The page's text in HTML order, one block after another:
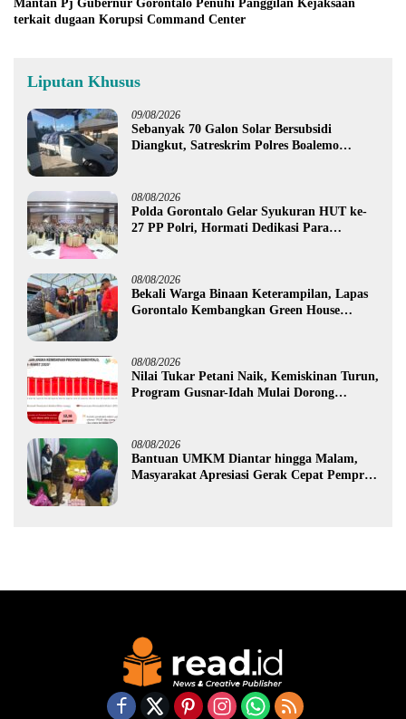
Mantan Pj Gubernur Gorontalo Penuhi Panggilan Kejaksaan
terkait dugaan Korupsi Command Center
Liputan Khusus
09/08/2026
Sebanyak 70 Galon Solar Bersubsidi
Diangkut, Satreskrim Polres Boalemo
08/08/2026
Polda Gorontalo Gelar Syukuran HUT ke-
27 PP Polri, Hormati Dedikasi Para
08/08/2026
Bekali Warga Binaan Keterampilan, Lapas
Gorontalo Kembangkan Green House
08/08/2026
Nilai Tukar Petani Naik, Kemiskinan Turun,
Program Gusnar-Idah Mulai Dorong
08/08/2026
Bantuan UMKM Diantar hingga Malam,
Masyarakat Apresiasi Gerak Cepat Pemprov